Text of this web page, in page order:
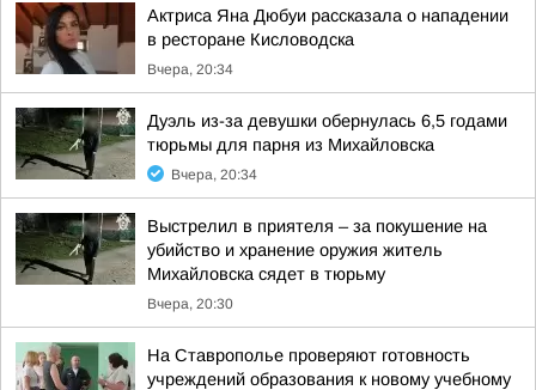
Актриса Яна Дюбуи рассказала о нападении
в ресторане Кисловодска
Вчера, 20:34
Дуэль из-за девушки обернулась 6,5 годами
тюрьмы для парня из Михайловска
Вчера, 20:34
Выстрелил в приятеля – за покушение на
убийство и хранение оружия житель
Михайловска сядет в тюрьму
Вчера, 20:30
На Ставрополье проверяют готовность
учреждений образования к новому учебному